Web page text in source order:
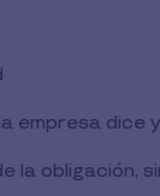
empresa dice
la obligación,